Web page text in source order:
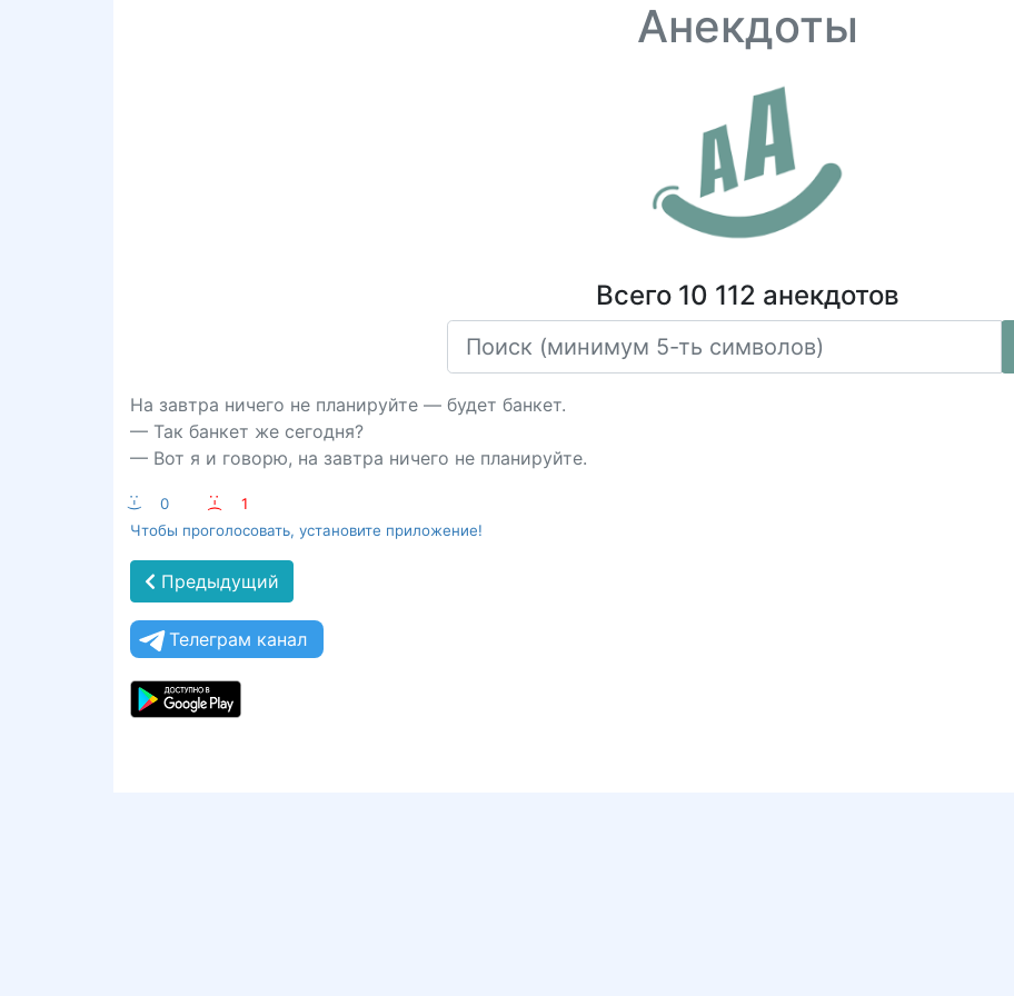
Анекдоты
Всего 10 112 анекдотов
На завтра ничего не планируйте — будет банкет.
— Так банкет же сегодня?
— Вот я и говорю, на завтра ничего не планируйте.
:-) 0 :-(
1
Чтобы проголосовать, установите приложение!
Предыдущий
Телеграм канал